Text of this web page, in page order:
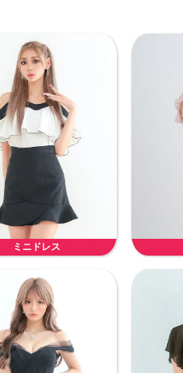
ミニドレス